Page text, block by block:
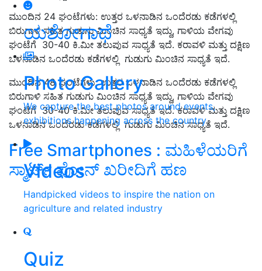
ಯಶೋಗಾಥೆ
Photo Gallery
We capture the best photos around events,
exhibitions happening across the country
Videos
Handpicked videos to inspire the nation on
agriculture and related industry
Quiz
ಮುಂದಿನ 24 ಘಂಟೆಗಳು: ಉತ್ತರ ಒಳನಾಡಿನ ಒಂದೆರಡು ಕಡೆಗಳಲ್ಲಿ
ಬಿರುಗಾಳಿ ಸಹಿತ ಗುಡುಗು ಮಿಂಚಿನ ಸಾಧ್ಯತೆ ಇದ್ದು, ಗಾಳಿಯ ವೇಗವು
ಘಂಟೆಗೆ 30-40 ಕಿ.ಮೀ ತಲುಪುವ ಸಾಧ್ಯತೆ ಇದೆ. ಕರಾವಳಿ ಮತ್ತು ದಕ್ಷಿಣ
ಒಳನಾಡಿನ ಒಂದೆರಡು ಕಡೆಗಳಲ್ಲಿ ಗುಡುಗು ಮಿಂಚಿನ ಸಾಧ್ಯತೆ ಇದೆ.
ಮುಂದಿನ 48 ಘಂಟೆಗಳು: ಉತ್ತರ ಒಳನಾಡಿನ ಒಂದೆರಡು ಕಡೆಗಳಲ್ಲಿ
ಬಿರುಗಾಳಿ ಸಹಿತ ಗುಡುಗು ಮಿಂಚಿನ ಸಾಧ್ಯತೆ ಇದ್ದು, ಗಾಳಿಯ ವೇಗವು
ಘಂಟೆಗೆ 30-40 ಕಿ.ಮೀ ತಲುಪುವ ಸಾಧ್ಯತೆ ಇದೆ. ಕರಾವಳಿ ಮತ್ತು ದಕ್ಷಿಣ
ಒಳನಾಡಿನ ಒಂದೆರಡು ಕಡೆಗಳಲ್ಲಿ ಗುಡುಗು ಮಿಂಚಿನ ಸಾಧ್ಯತೆ ಇದೆ.
Free Smartphones : ಮಹಿಳೆಯರಿಗೆ
ಸ್ಮಾರ್ಟ್‌ ಫೋನ್‌ ಖರೀದಿಗೆ ಹಣ